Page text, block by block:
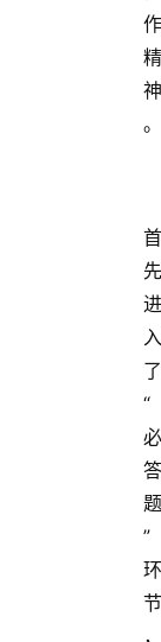
作
精
神
。
首
先
进
入
了
“
必
答
题
”
环
节
，